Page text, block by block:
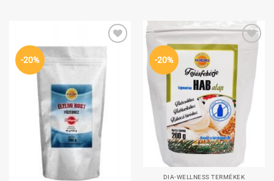
-20% -20%
Kedvenceimhez
DIA-WELLNESS TERMÉKEK